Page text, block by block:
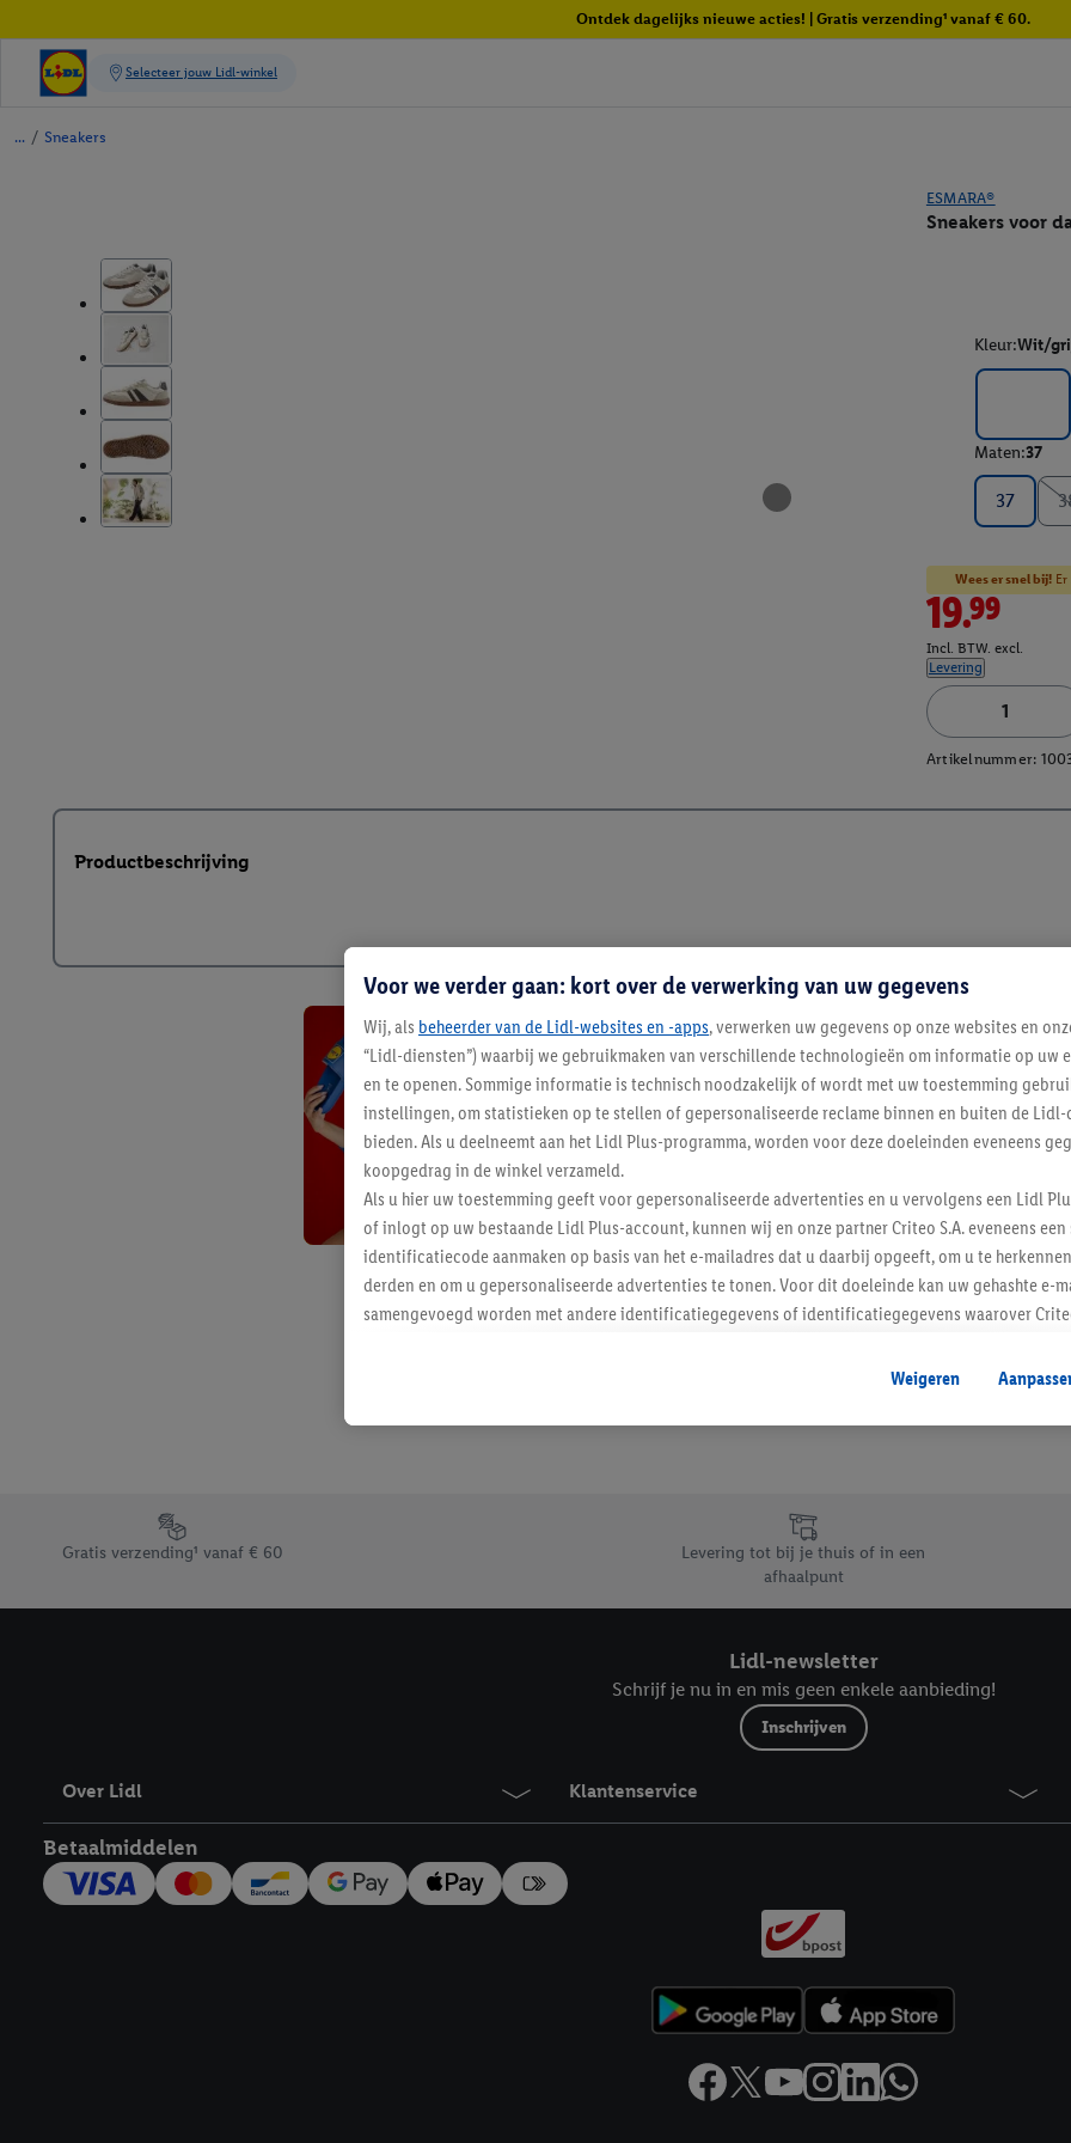
Ontdek dagelijks nieuwe acties! | Gratis verzending¹ vanaf € 60.
/ Sneakers
ESMARA®
Sneakers voor
Kleur:Wit/
Maten:37
37
Wees er snel bij!Er
19.99
Incl. BTW. excl.
Levering
Artikelnummer:
Productbeschrijving
Blijf op de
Schrijf je in op de
Footerelement met de verschillende USPs van Lidl.be
Gratis verzending¹ vanaf € 60
Levering tot bij je thuis of in een
afhaalpunt
Lidl-newsletter
Schrijf je nu in en mis geen enkele aanbieding!
Inschrijven
Over Lidl Klantenservice
Betaalmiddelen
Voor we verder gaan: kort over de verwerking van uw gegevens
Wij, als beheerder van de Lidl-websites en -apps, verwerken uw gegevens op onze websites en
“Lidl-diensten”) waarbij we gebruikmaken van verschillende technologieën om informatie op uw
en te openen. Sommige informatie is technisch noodzakelijk of wordt met uw toestemming
instellingen, om statistieken op te stellen of gepersonaliseerde reclame binnen en buiten de Lidl-
bieden. Als u deelneemt aan het Lidl Plus-programma, worden voor deze doeleinden eveneens
koopgedrag in de winkel verzameld.
Als u hier uw toestemming geeft voor gepersonaliseerde advertenties en u vervolgens een Lidl
of inlogt op uw bestaande Lidl Plus-account, kunnen wij en onze partner Criteo S.A. eveneens
identificatiecode aanmaken op basis van het e-mailadres dat u daarbij opgeeft, om u te
derden en om u gepersonaliseerde advertenties te tonen. Voor dit doeleinde kan uw gehashte e-
samengevoegd worden met andere identificatiegegevens of identificatiegegevens waarover
Als u hiermee akkoord gaat, kunnen advertenties in het kader van retargeting, d.w.z. advertenties
u interesse hebt getoond (bijvoorbeeld door het product in de webshop aan uw winkelmandje
niet te kopen), ook op verschillende apparaten en verschillende Lidl-diensten worden
Onder “Aanpassen” kunt u individuele doeleinden toestaan en meer informatie vinden over de
Door op “weigeren” te klikken, kunt u alleen het gebruik van de noodzakelijke technologieën
“aanvaarden” te klikken, stemt u in met alle verwerkingen voor alle bovengenoemde doeleinden.
Weigeren